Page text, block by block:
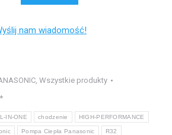
nam wiadomość!
, Wszystkie produkty
IN-ONE chodzenie HIGH-PERFORMANCE
Pompa Ciepła Panasonic R32